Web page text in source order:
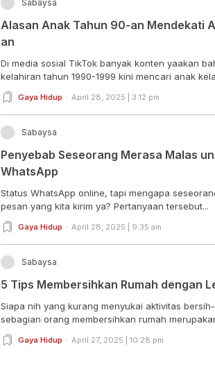
Sabaysa
Alasan Anak Tahun 90-an Mendekati
an
Di media sosial TikTok banyak konten yaakan
kelahiran tahun 1990-1999 kini mencari anak
Gaya Hidup April 28, 2025 | 3:12 pm
Sabaysa
Penyebab Seseorang Merasa Malas
WhatsApp
Status WhatsApp online, tapi mengapa
pesan yang kita kirim ya? Pertanyaan tersebut...
Gaya Hidup April 28, 2025 | 9:35 am
Sabaysa
5 Tips Membersihkan Rumah dengan
Siapa nih yang kurang menyukai aktivitas
sebagian orang membersihkan rumah
Gaya Hidup April 27, 2025 | 10:28 pm